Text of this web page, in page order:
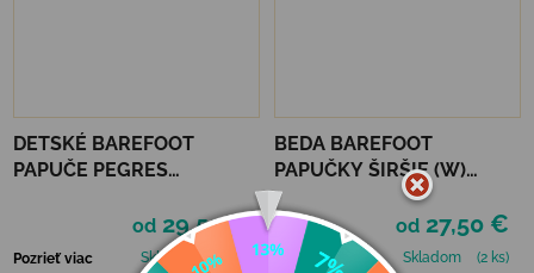
DETSKÉ BAREFOOT
PAPUČE PEGRES
od 29,50 €
Pozrieť viac Skladom
(4 ks)
BEDA BAREFOOT
PAPUČKY ŠIRŠIE (W)
PERFOROVANÉ - GREY
od 27,50 €
Pozrieť viac Skladom
(2 ks)